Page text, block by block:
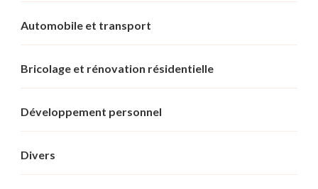
Automobile et transport
Bricolage et rénovation résidentielle
Développement personnel
Divers